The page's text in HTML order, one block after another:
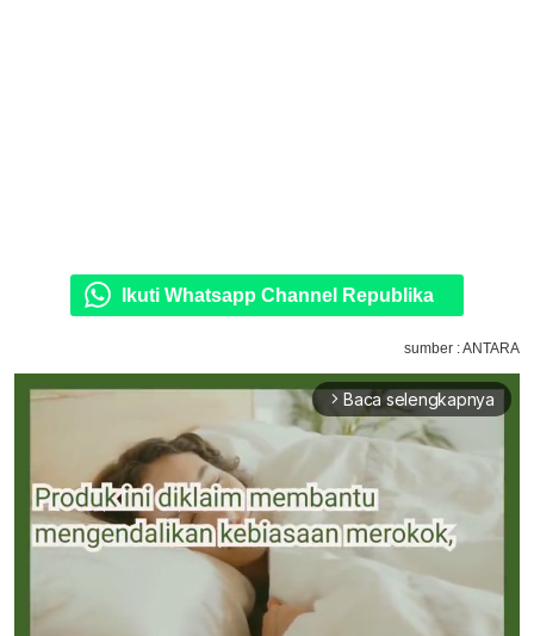
Ikuti Whatsapp Channel Republika
sumber : ANTARA
arrow_forward_ios Baca selengkapnya